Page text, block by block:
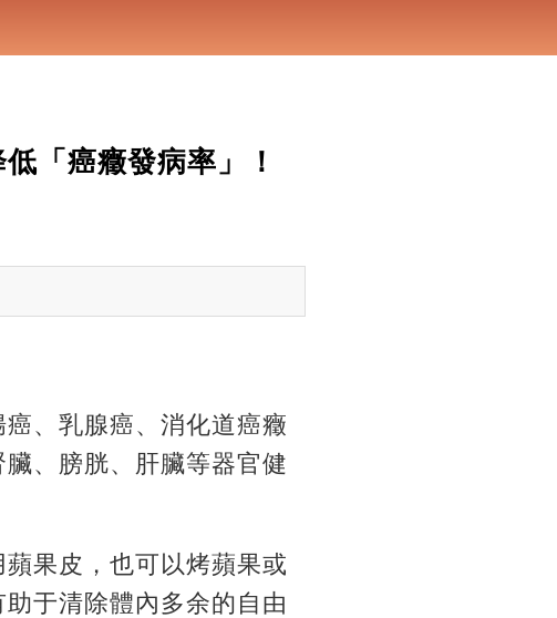
「癌癥發病率」！
、乳腺癌、消化道癌癥
、膀胱、肝臟等器官健
果皮，也可以烤蘋果或
于清除體內多余的自由